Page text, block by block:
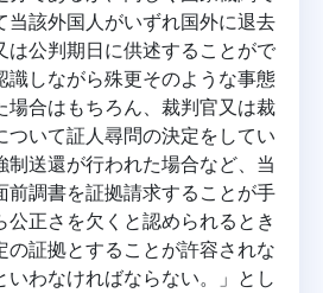
当該外国人がいずれ国外に退去
は公判期日に供述することがで
識しながら殊更そのような事態
場合はもちろん、裁判官又は裁
ついて証人尋問の決定をしてい
制送還が行われた場合など、当
前調書を証拠請求することが手
正さを欠くと認められるとき
の証拠とすることが許容されな
いわなければならない。」とし